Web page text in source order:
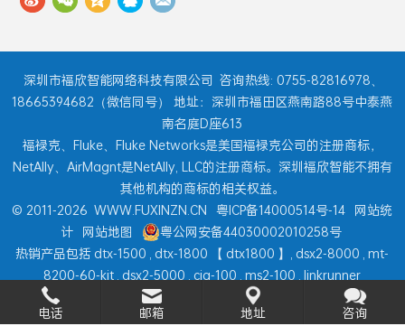
深圳市福欣智能网络科技有限公司 咨询热线: 0755-82816978、
18665394682（微信同号） 地址：深圳市福田区燕南路88号中泰燕
南名庭D座613
福禄克、Fluke、Fluke Networks是美国福禄克公司的注册商标，
NetAlly、AirMagnt是NetAlly, LLC的注册商标。深圳福欣智能不拥有
其他机构的商标的相关权益。
© 2011-2026 WWW.FUXINZN.CN 粤ICP备14000514号-14 网站统
计 网站地图
粤公网安备44030002010258号
热销产品包括 dtx-1500 , dtx-1800 【 dtx1800 】, dsx2-8000 , mt-
8200-60-kit , dsx2-5000 , ciq-100 , ms2-100 , linkrunner
onetouch at aircheck g2
电话
邮箱 地址 咨询